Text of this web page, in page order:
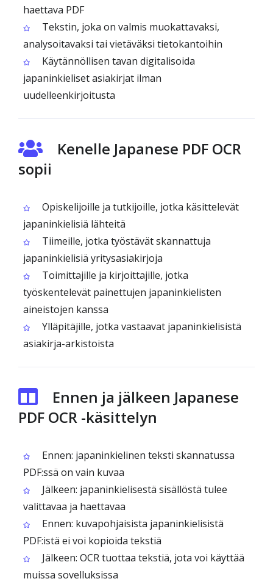
haettava PDF
Tekstin, joka on valmis muokattavaksi,
analysoitavaksi tai vietäväksi tietokantoihin
Käytännöllisen tavan digitalisoida
japaninkieliset asiakirjat ilman
uudelleenkirjoitusta
Kenelle Japanese PDF OCR
sopii
Opiskelijoille ja tutkijoille, jotka käsittelevät
japaninkielisiä lähteitä
Tiimeille, jotka työstävät skannattuja
japaninkielisiä yritysasiakirjoja
Toimittajille ja kirjoittajille, jotka
työskentelevät painettujen japaninkielisten
aineistojen kanssa
Ylläpitäjille, jotka vastaavat japaninkielisistä
asiakirja-arkistoista
Ennen ja jälkeen Japanese
PDF OCR -käsittelyn
Ennen: japaninkielinen teksti skannatussa
PDF:ssä on vain kuvaa
Jälkeen: japaninkielisestä sisällöstä tulee
valittavaa ja haettavaa
Ennen: kuvapohjaisista japaninkielisistä
PDF:istä ei voi kopioida tekstiä
Jälkeen: OCR tuottaa tekstiä, jota voi käyttää
muissa sovelluksissa